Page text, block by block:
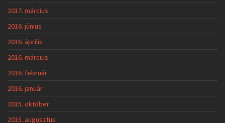
2017. március
2016. június
2016. április
2016. március
2016. február
2016. január
2015. október
2015. augusztus